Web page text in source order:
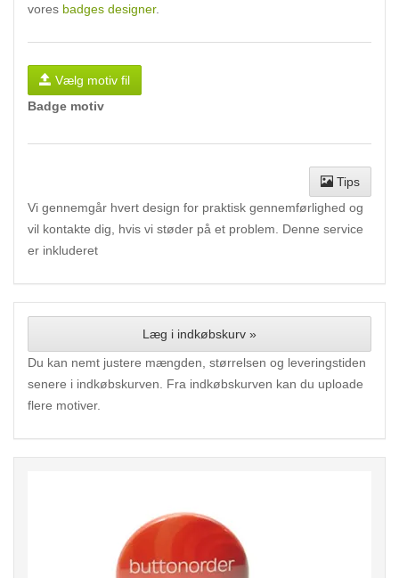
vores badges designer.
Vælg motiv fil
Badge motiv
Tips
Vi gennemgår hvert design for praktisk gennemførlighed og
vil kontakte dig, hvis vi støder på et problem. Denne service
er inkluderet
Læg i indkøbskurv »
Du kan nemt justere mængden, størrelsen og leveringstiden
senere i indkøbskurven. Fra indkøbskurven kan du uploade
flere motiver.